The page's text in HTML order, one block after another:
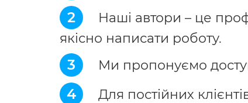
2
Наші автори – це
якісно написати роботу.
3 Ми пропонуємо
4 Для постійних